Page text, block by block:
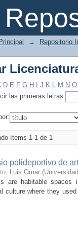
→ Repositorio
D E F G H J K L M N O
las primeras letras:
ítems 1-1 de 1
polideportivo de
Luis Omar (
are habitable spaces
culture where they